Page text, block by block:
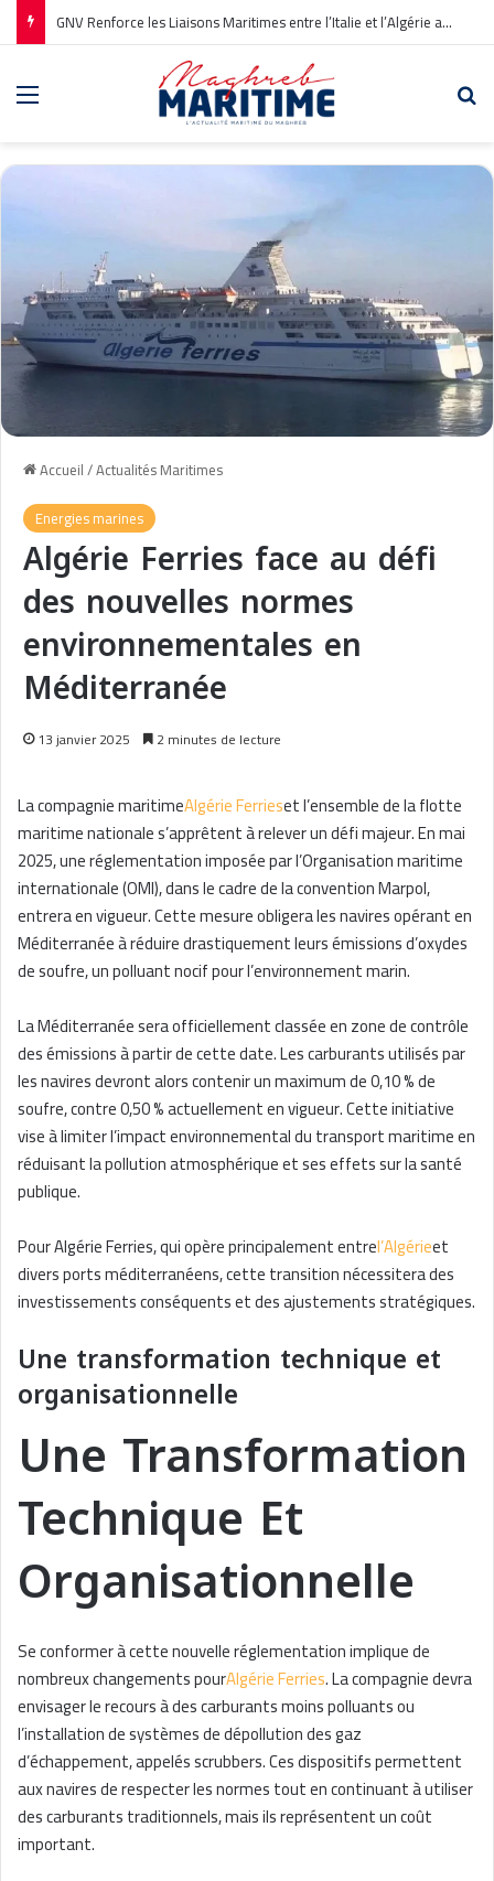
GNV Renforce les Liaisons Maritimes entre l’Italie et l’Algérie avec une Nouvelle Ligne Civitavecchia – Annaba
Accueil/Actualités Maritimes
Energies marines
Algérie Ferries face au défi
des nouvelles normes
environnementales en
Méditerranée
13 janvier 2025 2 minutes de lecture
La compagnie maritimeAlgérie Ferrieset l’ensemble de la flotte
maritime nationale s’apprêtent à relever un défi majeur. En mai
2025, une réglementation imposée par l’Organisation maritime
internationale (OMI), dans le cadre de la convention Marpol,
entrera en vigueur. Cette mesure obligera les navires opérant en
Méditerranée à réduire drastiquement leurs émissions d’oxydes
de soufre, un polluant nocif pour l’environnement marin.
La Méditerranée sera officiellement classée en zone de contrôle
des émissions à partir de cette date. Les carburants utilisés par
les navires devront alors contenir un maximum de 0,10 % de
soufre, contre 0,50 % actuellement en vigueur. Cette initiative
vise à limiter l’impact environnemental du transport maritime en
réduisant la pollution atmosphérique et ses effets sur la santé
publique.
Pour Algérie Ferries, qui opère principalement entrel’Algérieet
divers ports méditerranéens, cette transition nécessitera des
investissements conséquents et des ajustements stratégiques.
Une transformation technique et
organisationnelle
Une Transformation
Technique Et
Organisationnelle
Se conformer à cette nouvelle réglementation implique de
nombreux changements pourAlgérie Ferries. La compagnie devra
envisager le recours à des carburants moins polluants ou
l’installation de systèmes de dépollution des gaz
d’échappement, appelés scrubbers. Ces dispositifs permettent
aux navires de respecter les normes tout en continuant à utiliser
des carburants traditionnels, mais ils représentent un coût
important.